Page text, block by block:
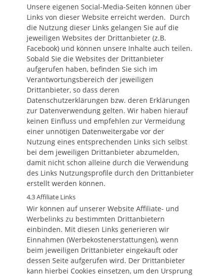
Unsere eigenen Social-Media-Seiten können über
Links von dieser Website erreicht werden. Durch
die Nutzung dieser Links gelangen Sie auf die
jeweiligen Websites der Drittanbieter (z.B.
Facebook) und können unsere Inhalte auch teilen.
Sobald Sie die Websites der Drittanbieter
aufgerufen haben, befinden Sie sich im
Verantwortungsbereich der jeweiligen
Drittanbieter, so dass deren
Datenschutzerklärungen bzw. deren Erklärungen
zur Datenverwendung gelten. Wir haben hierauf
keinen Einfluss und empfehlen zur Vermeidung
einer unnötigen Datenweitergabe vor der
Nutzung eines entsprechenden Links sich selbst
bei dem jeweiligen Drittanbieter abzumelden,
damit nicht schon alleine durch die Verwendung
des Links Nutzungsprofile durch den Drittanbieter
erstellt werden können.
4.3 Affiliate Links
Wir können auf unserer Website Affiliate- und
Werbelinks zu bestimmten Drittanbietern
einbinden. Mit diesen Links generieren wir
Einnahmen (Werbekostenerstattungen), wenn
beim jeweiligen Drittanbieter eingekauft oder
dessen Seite aufgerufen wird. Der Drittanbieter
kann hierbei Cookies einsetzen, um den Ursprung